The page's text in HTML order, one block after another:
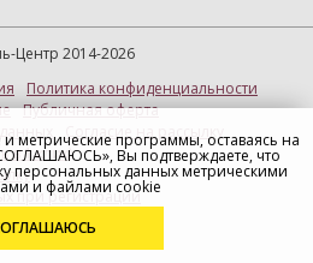
Центр 2014-2026
Политика конфиденциальности
Публичная оферта
в 1 клик)
при регистрации
метрические программы, оставаясь на
Вы подтверждаете, что
персональных данных метрическими
и файлами cookie